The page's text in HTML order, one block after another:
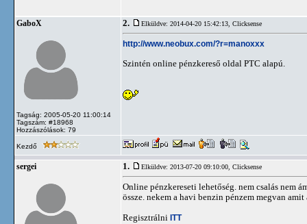
GaboX
Tagság: 2005-05-20 11:00:14
Tagszám: #18968
Hozzászólások: 79
2. Elküldve: 2014-04-20 15:42:13, Clicksense
http://www.neobux.com/?r=manoxxx
Szintén online pénzkereső oldal PTC alapú.
Kezdő
sergei 1. Elküldve: 2013-07-20 09:10:00, Clicksense
Online pénzkereseti lehetőség. nem csalás nem
össze. nekem a havi benzin pénzem megvan
Regisztrálni ITT